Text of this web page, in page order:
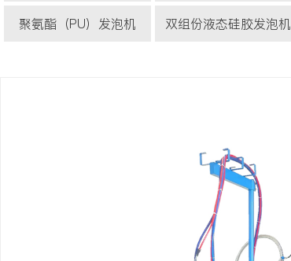
聚氨酯（PU）发泡机 双组份液态硅胶发泡机